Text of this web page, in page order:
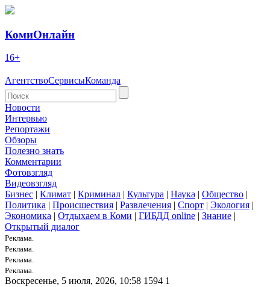
КомиОнлайн
16+
АгентствоСервисыКоманда
Новости
Интервью
Репортажи
Обзоры
Полезно знать
Комментарии
Фотовзгляд
Видеовзгляд
Бизнес | Климат | Криминал | Культура | Наука | Общество |
Политика | Происшествия | Развлечения | Спорт | Экология |
Экономика | Отдыхаем в Коми | ГИБДД online | Знание |
Открытый диалог
Реклама.
Реклама.
Реклама.
Реклама.
Воскресенье, 5 июля, 2026, 10:58 1594 1